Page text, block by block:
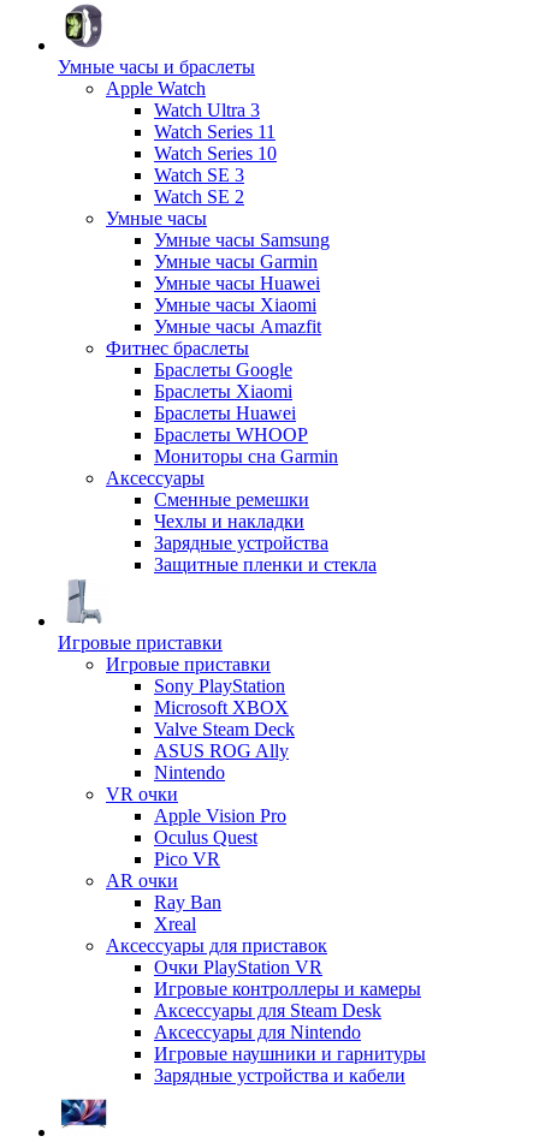
Умные часы и браслеты
Apple Watch
Watch Ultra 3
Watch Series 11
Watch Series 10
Watch SE 3
Watch SE 2
Умные часы
Умные часы Samsung
Умные часы Garmin
Умные часы Huawei
Умные часы Xiaomi
Умные часы Amazfit
Фитнес браслеты
Браслеты Google
Браслеты Xiaomi
Браслеты Huawei
Браслеты WHOOP
Мониторы сна Garmin
Аксессуары
Сменные ремешки
Чехлы и накладки
Зарядные устройства
Защитные пленки и стекла
Игровые приставки
Игровые приставки
Sony PlayStation
Microsoft XBOX
Valve Steam Deck
ASUS ROG Ally
Nintendo
VR очки
Apple Vision Pro
Oculus Quest
Pico VR
AR очки
Ray Ban
Xreal
Аксессуары для приставок
Очки PlayStation VR
Игровые контроллеры и камеры
Аксессуары для Steam Desk
Аксессуары для Nintendo
Игровые наушники и гарнитуры
Зарядные устройства и кабели